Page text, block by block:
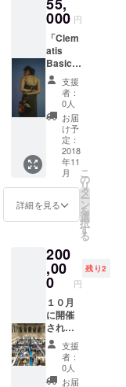
特別限
定パッ
クを２
０％オ
フの３
５，０
００円
でお送
りいた
しま
す。
55,
000 円
「Clem
atis
Basic
Bag」
を３点
am」ラ
インで
使われ
ている
オニキ
スと
コーラ
ルを組
み合わ
せたス
ルな
ネック
レスを
セット
にして
３０％
オフで
お送り
いたし
ます。
支援
者：
0人
お届
け予
定：
2018
年11
月
詳細を見る
こ
の
リ
タ
ー
ン
を
選
択
す
る
200
,00
0 円
残り2
１０月
に開催
される
展示会
出店時
に特別
枠とし
支援
者：
0人
お届